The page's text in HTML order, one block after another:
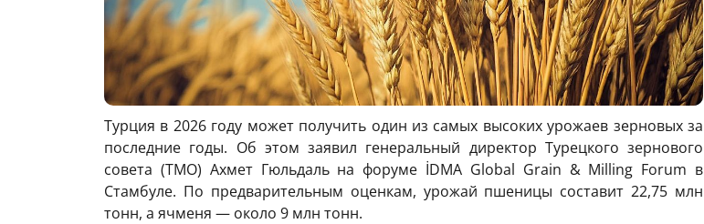
Турция в 2026 году может получить один из самых высоких урожаев зерновых за
последние годы. Об этом заявил генеральный директор Турецкого зернового
совета (TMO) Ахмет Гюльдаль на форуме İDMA Global Grain & Milling Forum в
Стамбуле. По предварительным оценкам, урожай пшеницы составит 22,75 млн
тонн, а ячменя — около 9 млн тонн.